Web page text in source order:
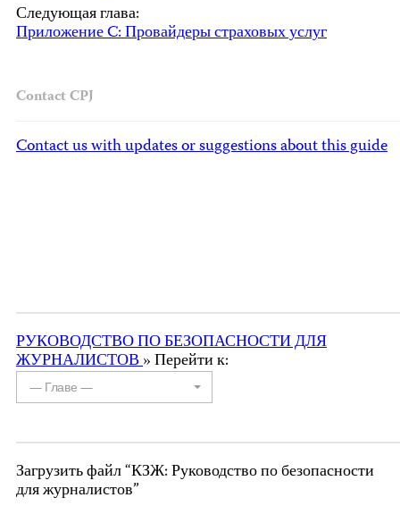
Следующая глава:
Приложение C: Провайдеры страховых услуг
Contact CPJ
Contact us with updates or suggestions about this guide
РУКОВОДСТВО ПО БЕЗОПАСНОСТИ ДЛЯ
ЖУРНАЛИСТОВ» Перейти к:
— Главе —
Загрузить файл “КЗЖ: Руководство по безопасности
для журналистов”